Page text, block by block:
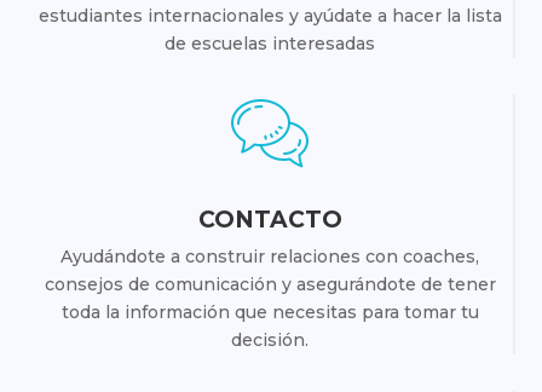
estudiantes internacionales y ayúdate a hacer la lista
de escuelas interesadas
CONTACTO
Ayudándote a construir relaciones con coaches,
consejos de comunicación y asegurándote de tener
toda la información que necesitas para tomar tu
decisión.